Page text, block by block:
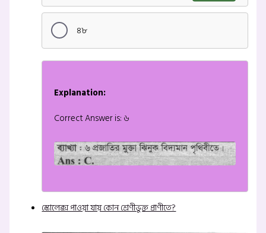
৪৮
Explanation:
Correct Answer is: ৬
স্কোলেক্স পাওয়া যায় কোন শ্রেণীভুক্ত প্রাণীতে?